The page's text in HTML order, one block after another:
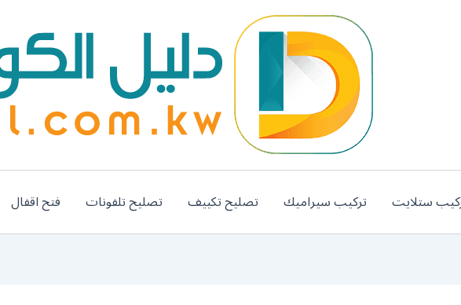
ستلايت تركيب سيراميك تصليح تكييف تصليح تلفونات فتح اقفال